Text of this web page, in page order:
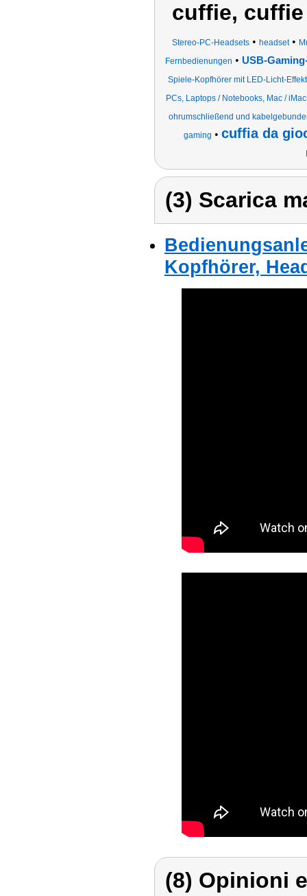
cuffie,
Stereo-PC-Headsets• headset•
Fernbedienungen • USB-
Spiele-Kopfhörer mit LED-Licht-
PCs, Laptops / Notebooks, Mac /
ohrumschließend und
gaming • cuffia da
(3) Scarica
Kopfhörer,
(8) Opinioni